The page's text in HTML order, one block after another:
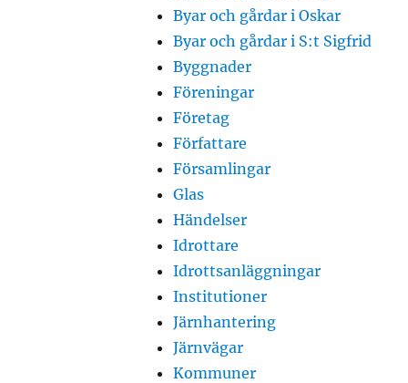
Byar och gårdar i Oskar
Byar och gårdar i S:t Sigfrid
Byggnader
Föreningar
Företag
Författare
Församlingar
Glas
Händelser
Idrottare
Idrottsanläggningar
Institutioner
Järnhantering
Järnvägar
Kommuner